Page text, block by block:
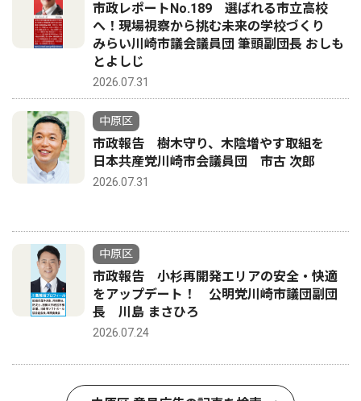
市政レポートNo.189 選ばれる市立高校
へ！現場視察から挑む未来の学校づくり
みらい川崎市議会議員団 筆頭副団長 おしも
とよしじ
2026.07.31
中原区
市政報告 樹木守り、木陰増やす取組を
日本共産党川崎市会議員団 市古 次郎
2026.07.31
中原区
市政報告 小杉再開発エリアの安全・快適
をアップデート！ 公明党川崎市議団副団
長 川島 まさひろ
2026.07.24